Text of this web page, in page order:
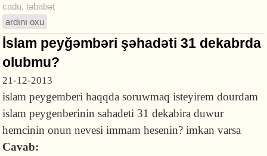
cadu,təbabət
ardını oxu
İslam peyğəmbəri şəhadəti 31 dekabrda
olubmu?
21-12-2013
islam peygemberi haqqda soruwmaq isteyirem dourdam
islam peygenberinin sahadeti 31 dekabira duwur
hemcinin onun nevesi immam hesenin? imkan varsa
Cavab: